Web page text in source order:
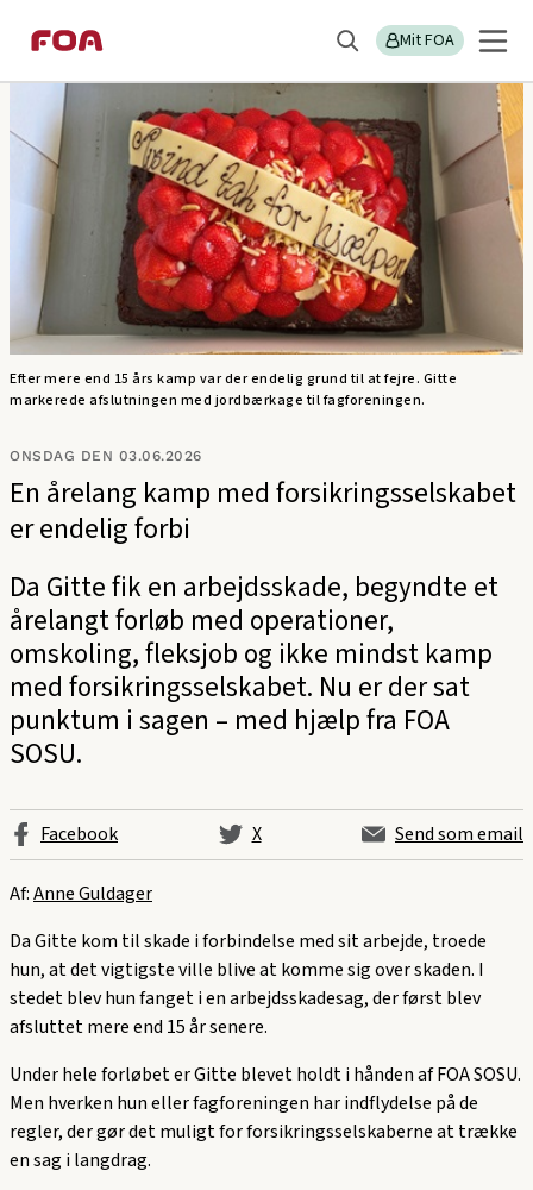
til
hovedindhold
til
hovedmenu
Søg Mit FOA
menu
FOA SOSU
Efter mere end 15 års kamp var der endelig grund til at fejre. Gitte
markerede afslutningen med jordbærkage til fagforeningen.
ONSDAG DEN 03.06.2026
En årelang kamp med forsikringsselskabet
er endelig forbi
Da Gitte fik en arbejdsskade, begyndte et
årelangt forløb med operationer,
omskoling, fleksjob og ikke mindst kamp
med forsikringsselskabet. Nu er der sat
punktum i sagen – med hjælp fra FOA
SOSU.
Facebook X Send som email
Af:Anne Guldager
Da Gitte kom til skade i forbindelse med sit arbejde, troede
hun, at det vigtigste ville blive at komme sig over skaden. I
stedet blev hun fanget i en arbejdsskadesag, der først blev
afsluttet mere end 15 år senere.
Under hele forløbet er Gitte blevet holdt i hånden af FOA SOSU.
Men hverken hun eller fagforeningen har indflydelse på de
regler, der gør det muligt for forsikringsselskaberne at trække
en sag i langdrag.